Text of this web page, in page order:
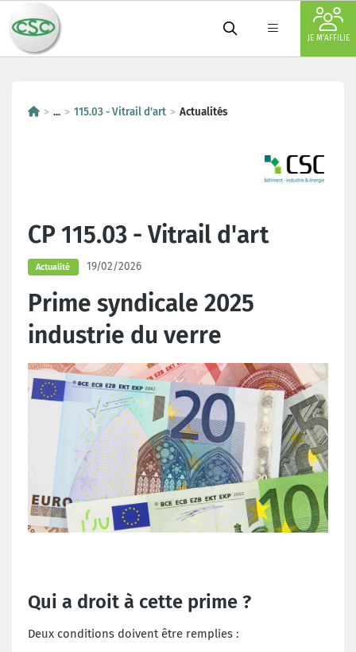
JE M'AFFILIE
... 115.03 - Vitrail d'art Actualités
CP 115.03 - Vitrail d'art
Actualité 19/02/2026
Prime syndicale 2025
industrie du verre
Qui a droit à cette prime ?
Deux conditions doivent être remplies :